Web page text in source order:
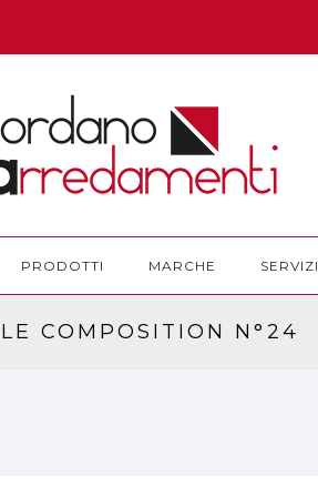
PRODOTTI MARCHE SERVIZI
COMPOSITION N°24